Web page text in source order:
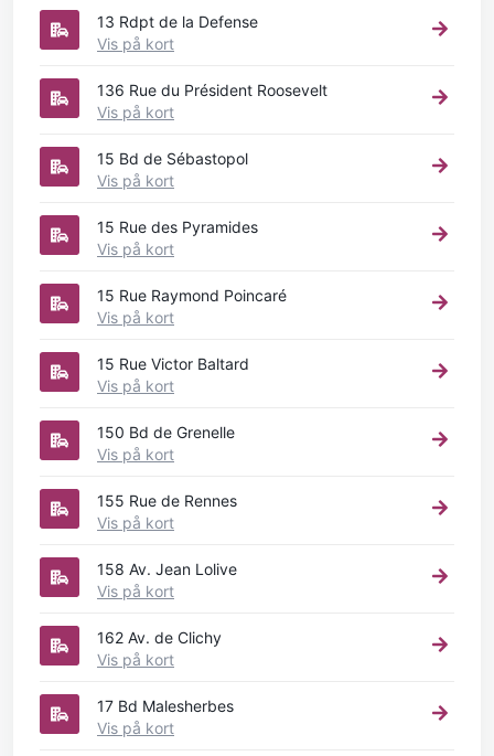
13 Rdpt de la Defense
Vis på kort
136 Rue du Président Roosevelt
Vis på kort
15 Bd de Sébastopol
Vis på kort
15 Rue des Pyramides
Vis på kort
15 Rue Raymond Poincaré
Vis på kort
15 Rue Victor Baltard
Vis på kort
150 Bd de Grenelle
Vis på kort
155 Rue de Rennes
Vis på kort
158 Av. Jean Lolive
Vis på kort
162 Av. de Clichy
Vis på kort
17 Bd Malesherbes
Vis på kort